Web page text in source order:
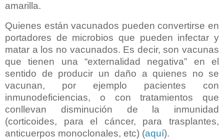
amarilla.
Quienes están vacunados pueden convertirse en
portadores de microbios que pueden infectar y
matar a los no vacunados. Es decir, son vacunas
que tienen una “externalidad negativa” en el
sentido de producir un daño a quienes no se
vacunan, por ejemplo pacientes con
inmunodeficiencias, o con tratamientos que
conllevan disminución de la inmunidad
(corticoides, para el cáncer, para trasplantes,
anticuerpos monoclonales, etc) (aquí).